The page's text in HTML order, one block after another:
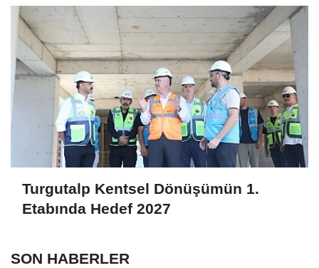
Turgutalp Kentsel Dönüşümün 1.
Etabında Hedef 2027
SON HABERLER